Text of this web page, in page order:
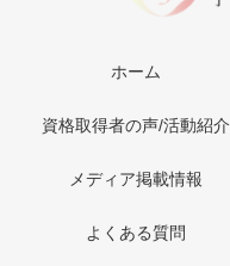
ホーム
資格取得者の声/活動紹介
メディア掲載情報
よくある質問